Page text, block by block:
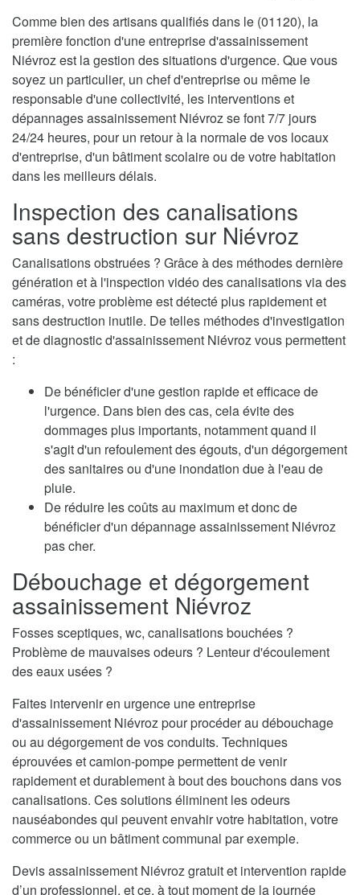
Comme bien des artisans qualifiés dans le (01120), la
première fonction d'une entreprise d'assainissement
Niévroz est la gestion des situations d'urgence. Que vous
soyez un particulier, un chef d'entreprise ou même le
responsable d'une collectivité, les interventions et
dépannages assainissement Niévroz se font 7/7 jours
24/24 heures, pour un retour à la normale de vos locaux
d'entreprise, d'un bâtiment scolaire ou de votre habitation
dans les meilleurs délais.
Inspection des canalisations
sans destruction sur Niévroz
Canalisations obstruées ? Grâce à des méthodes dernière
génération et à l'inspection vidéo des canalisations via des
caméras, votre problème est détecté plus rapidement et
sans destruction inutile. De telles méthodes d'investigation
et de diagnostic d'assainissement Niévroz vous permettent
:
De bénéficier d'une gestion rapide et efficace de
l'urgence. Dans bien des cas, cela évite des
dommages plus importants, notamment quand il
s'agit d'un refoulement des égouts, d'un dégorgement
des sanitaires ou d'une inondation due à l'eau de
pluie.
De réduire les coûts au maximum et donc de
bénéficier d'un dépannage assainissement Niévroz
pas cher.
Débouchage et dégorgement
assainissement Niévroz
Fosses sceptiques, wc, canalisations bouchées ?
Problème de mauvaises odeurs ? Lenteur d'écoulement
des eaux usées ?
Faites intervenir en urgence une entreprise
d'assainissement Niévroz pour procéder au débouchage
ou au dégorgement de vos conduits. Techniques
éprouvées et camion-pompe permettent de venir
rapidement et durablement à bout des bouchons dans vos
canalisations. Ces solutions éliminent les odeurs
nauséabondes qui peuvent envahir votre habitation, votre
commerce ou un bâtiment communal par exemple.
Devis assainissement Niévroz gratuit et intervention rapide
d’un professionnel, et ce, à tout moment de la journée